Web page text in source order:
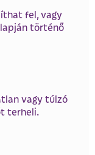
fel, vagy
történő
vagy túlzó
terheli.